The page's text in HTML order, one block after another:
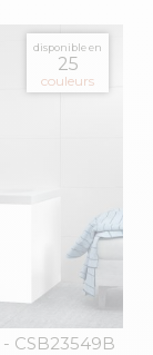
disponible en
25
couleurs
- CSB23549B